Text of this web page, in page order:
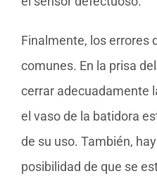
Finalmente, los errores
comunes. En la prisa
cerrar adecuadamente
el vaso de la batidora
de su uso. También,
posibilidad de que se